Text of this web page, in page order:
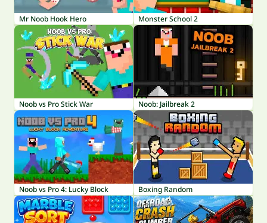
Mr Noob Hook Hero Monster School 2
Noob vs Pro Stick War Noob: Jailbreak 2
Noob vs Pro 4: Lucky Block Boxing Random